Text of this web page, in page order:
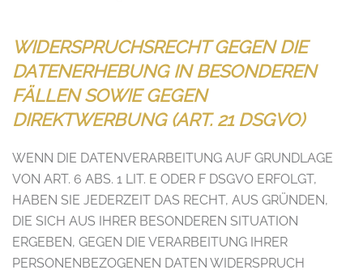
WIDERSPRUCHSRECHT GEGEN DIE
DATENERHEBUNG IN BESONDEREN
FÄLLEN SOWIE GEGEN
DIREKTWERBUNG (ART. 21 DSGVO)
WENN DIE DATENVERARBEITUNG AUF GRUNDLAGE
VON ART. 6 ABS. 1 LIT. E ODER F DSGVO ERFOLGT,
HABEN SIE JEDERZEIT DAS RECHT, AUS GRÜNDEN,
DIE SICH AUS IHRER BESONDEREN SITUATION
ERGEBEN, GEGEN DIE VERARBEITUNG IHRER
PERSONENBEZOGENEN DATEN WIDERSPRUCH